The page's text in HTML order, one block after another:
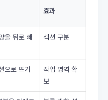
효과
을 뒤로 빼
섹션 구분
으로 뜨기
작업 영역 확
보